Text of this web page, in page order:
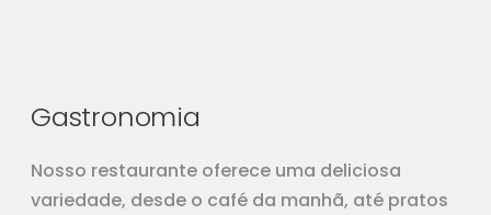
Gastronomia
Nosso restaurante oferece uma deliciosa
variedade, desde o café da manhã, até pratos